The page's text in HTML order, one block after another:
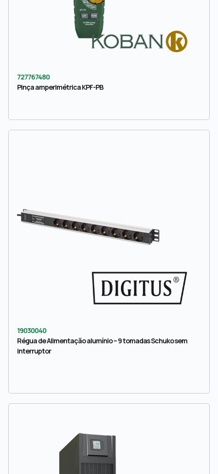
727767480
Pinça amperimétrica KPF-PB
19030040
Régua de Alimentação alumínio – 9 tomadas Schuko sem
interruptor